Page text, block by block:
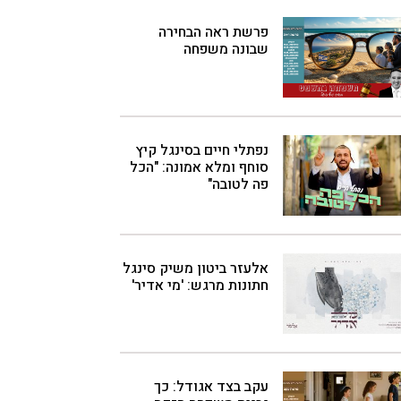
פרשת ראה הבחירה
שבונה משפחה
נפתלי חיים בסינגל קיץ
סוחף ומלא אמונה: "הכל
פה לטובה"
אלעזר ביטון משיק סינגל
חתונות מרגש: 'מי אדיר'
עקב בצד אגודל: כך